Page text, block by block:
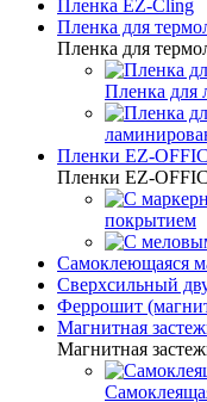
Пленка EZ-Cling
Пленка для
Пленка для
Пленка для
Пленки EZ-
Пленки EZ-
покрытием
Самоклеющаяся
Сверхсильный
Феррошит
Магнитная
Магнитная